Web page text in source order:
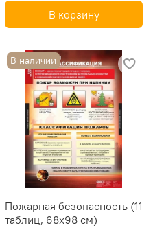
В корзину
В наличии
Пожарная безопасность (11
таблиц, 68х98 см)